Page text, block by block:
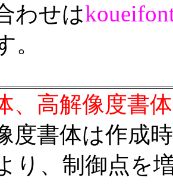
わせは
。
、高解像度書
度書体は作成
り、制御点を